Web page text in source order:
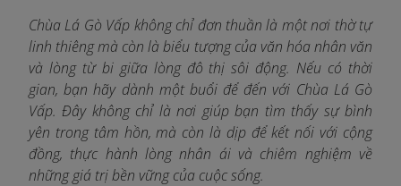
Chùa Lá Gò Vấp không chỉ đơn thuần là một nơi thờ tự
linh thiêng mà còn là biểu tượng của văn hóa nhân văn
và lòng từ bi giữa lòng đô thị sôi động. Nếu có thời
gian, bạn hãy dành một buổi để đến với Chùa Lá Gò
Vấp. Đây không chỉ là nơi giúp bạn tìm thấy sự bình
yên trong tâm hồn, mà còn là dịp để kết nối với cộng
đồng, thực hành lòng nhân ái và chiêm nghiệm về
những giá trị bền vững của cuộc sống.